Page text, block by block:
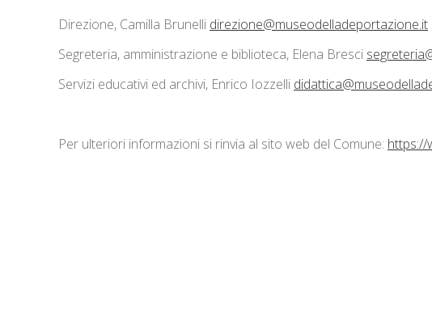
Direzione, Camilla Brunelli direzione@museodelladeportazione.it
Segreteria, amministrazione e biblioteca, Elena Bresci
Servizi educativi ed archivi, Enrico Iozzelli
Per ulteriori informazioni si rinvia al sito web del Comune: https://